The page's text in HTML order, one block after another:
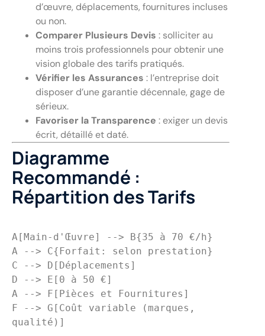
d’œuvre, déplacements, fournitures incluses
ou non.
Comparer Plusieurs Devis : solliciter au
moins trois professionnels pour obtenir une
vision globale des tarifs pratiqués.
Vérifier les Assurances : l’entreprise doit
disposer d’une garantie décennale, gage de
sérieux.
Favoriser la Transparence : exiger un devis
écrit, détaillé et daté.
Diagramme
Recommandé :
Répartition des Tarifs
A[Main-d'Œuvre] --> B{35 à 70 €/h}
A --> C{Forfait: selon prestation}
C --> D[Déplacements]
D --> E[0 à 50 €]
A --> F[Pièces et Fournitures]
F --> G[Coût variable (marques,
qualité)]